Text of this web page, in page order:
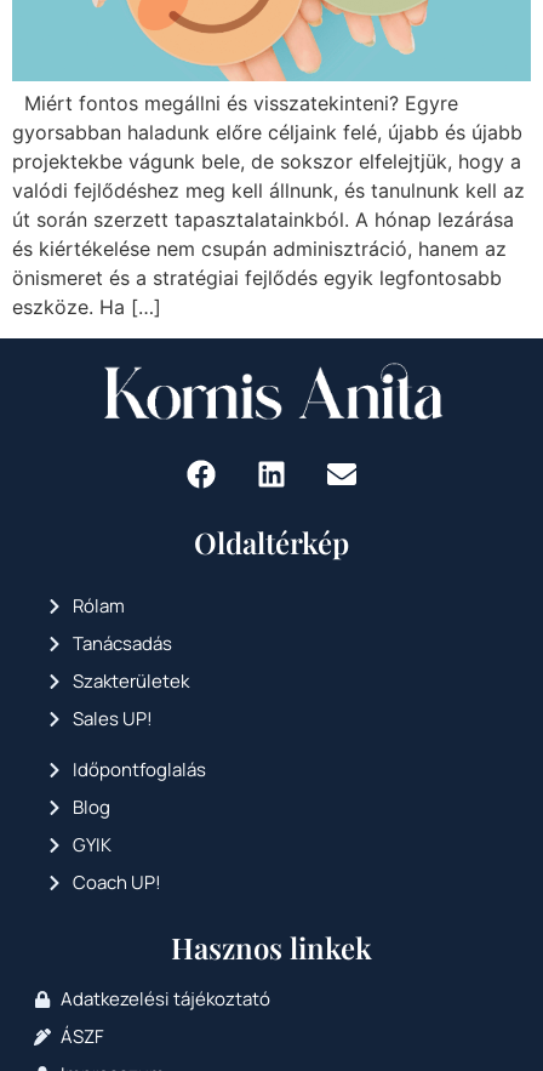
Miért fontos megállni és visszatekinteni? Egyre
gyorsabban haladunk előre céljaink felé, újabb és újabb
projektekbe vágunk bele, de sokszor elfelejtjük, hogy a
valódi fejlődéshez meg kell állnunk, és tanulnunk kell az
út során szerzett tapasztalatainkból. A hónap lezárása
és kiértékelése nem csupán adminisztráció, hanem az
önismeret és a stratégiai fejlődés egyik legfontosabb
eszköze. Ha […]
Oldaltérkép
Rólam
Tanácsadás
Szakterületek
Sales UP!
Időpontfoglalás
Blog
GYIK
Coach UP!
Hasznos linkek
Adatkezelési tájékoztató
ÁSZF